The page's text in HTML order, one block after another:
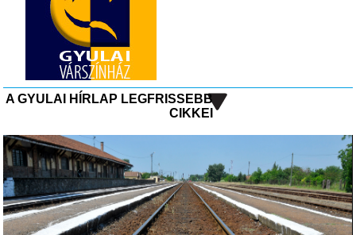
A GYULAI HÍRLAP LEGFRISSEBB
CIKKEI